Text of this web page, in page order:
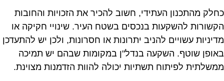
מהתכנון העתידי, חשוב להכיר את הזכויות והחובות
להשקעות בנכסים בשטח העיר. שינויי חקיקה או
עשויים להניב יתרונות או חסרונות, ולכן יש להתעדכן
שוטף. השקעה בנדל"ן במקומות שבהם יש תמיכה
לפיתוח תשתיות יכולה להוות הזדמנות מצוינת.